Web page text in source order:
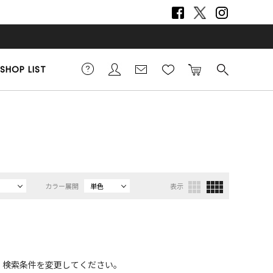
SHOP LIST
カラー展開 単色 表示
索条件を変更してください。